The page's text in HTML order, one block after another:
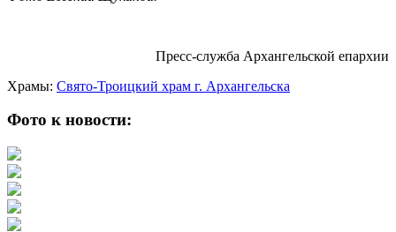
Пресс-служба Архангельской епархии
Храмы: Свято-Троицкий храм г. Архангельска
Фото к новости: